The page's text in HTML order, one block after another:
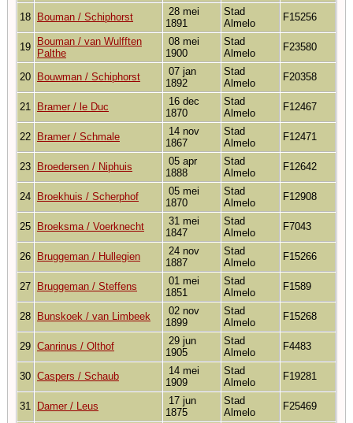
18 Bouman / Schiphorst
28 mei
1891
Stad
Almelo
F15256
19
Bouman / van Wulfften
Palthe
08 mei
1900
Stad
Almelo
F23580
20 Bouwman / Schiphorst
07 jan
1892
Stad
Almelo
F20358
21 Bramer / le Duc
16 dec
1870
Stad
Almelo
F12467
22 Bramer / Schmale
14 nov
1867
Stad
Almelo
F12471
23 Broedersen / Niphuis
05 apr
1888
Stad
Almelo
F12642
24 Broekhuis / Scherphof
05 mei
1870
Stad
Almelo
F12908
25 Broeksma / Voerknecht
31 mei
1847
Stad
Almelo
F7043
26 Bruggeman / Hullegien
24 nov
1887
Stad
Almelo
F15266
27 Bruggeman / Steffens
01 mei
1851
Stad
Almelo
F1589
28 Bunskoek / van Limbeek
02 nov
1899
Stad
Almelo
F15268
29 Canrinus / Olthof
29 jun
1905
Stad
Almelo
F4483
30 Caspers / Schaub
14 mei
1909
Stad
Almelo
F19281
31 Damer / Leus
17 jun
1875
Stad
Almelo
F25469